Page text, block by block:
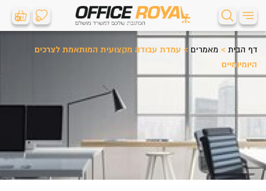
0 0
דף הבית > מאמרים > עמדת עבודה מקצועית המותאמת לצרכים
היומיומיים